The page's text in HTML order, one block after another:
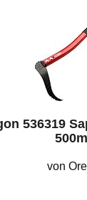
536319
von